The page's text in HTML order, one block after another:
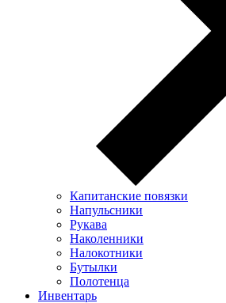
Капитанские повязки
Напульсники
Рукава
Наколенники
Налокотники
Бутылки
Полотенца
Инвентарь